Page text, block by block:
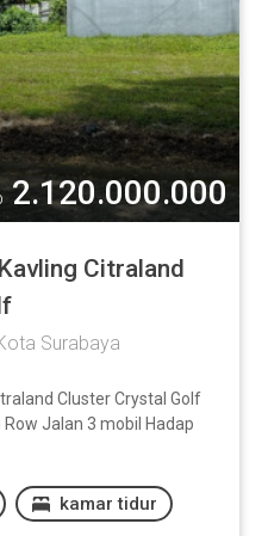
2.120.000.000
Citraland
Surabaya
Cluster Crystal Golf
Row Jalan 3 mobil Hadap
kamar tidur